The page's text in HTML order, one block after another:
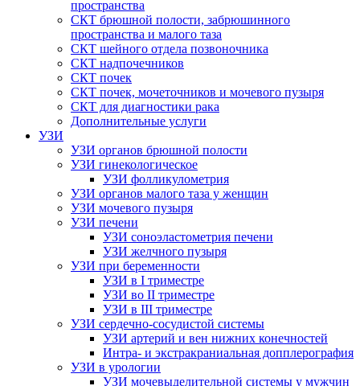
пространства
СКТ брюшной полости, забрюшинного
пространства и малого таза
СКТ шейного отдела позвоночника
СКТ надпочечников
СКТ почек
СКТ почек, мочеточников и мочевого пузыря
СКТ для диагностики рака
Дополнительные услуги
УЗИ
УЗИ органов брюшной полости
УЗИ гинекологическое
УЗИ фолликулометрия
УЗИ органов малого таза у женщин
УЗИ мочевого пузыря
УЗИ печени
УЗИ соноэластометрия печени
УЗИ желчного пузыря
УЗИ при беременности
УЗИ в I триместре
УЗИ во II триместре
УЗИ в III триместре
УЗИ сердечно-сосудистой системы
УЗИ артерий и вен нижних конечностей
Интра- и экстракраниальная допплерография
УЗИ в урологии
УЗИ мочевыделительной системы у мужчин